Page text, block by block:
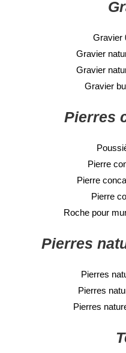
Gravier
Gravier
Gravier
Gravier
Pierres
Pierre
Pierre
Pierre
Roche pour
Pierres
Pierres
Pierres
Pierres